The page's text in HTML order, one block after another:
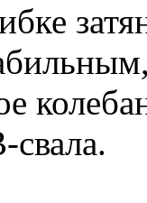
свала.